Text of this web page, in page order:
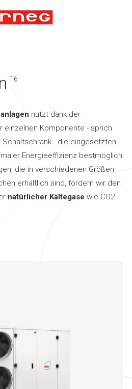
16
nutzt dank der
einzelnen Komponente - sprich
Schaltschrank - die eingesetzten
Energieeffizienz bestmöglich
die in verschiedenen Größen
erhältlich sind, fördern wir den
natürlicher Kältegase wie CO2